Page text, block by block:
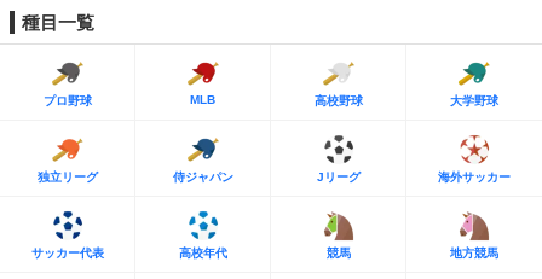
種目一覧
プロ野球 MLB 高校野球 大学野球
独立リーグ 侍ジャパン Jリーグ 海外サッカー
サッカー代表 高校年代 競馬 地方競馬